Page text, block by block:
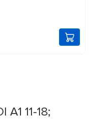
11-18;